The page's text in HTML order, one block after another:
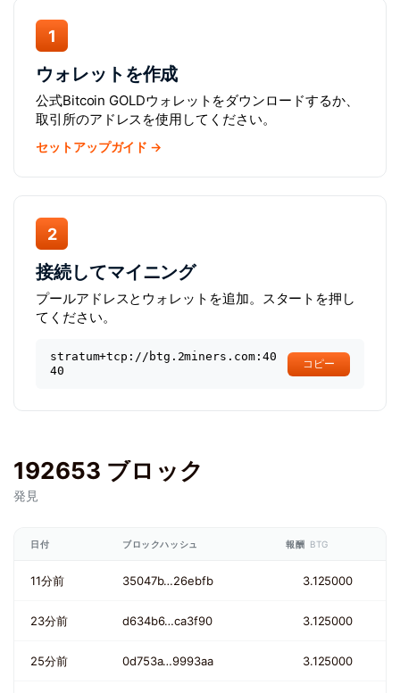
1
ウォレットを作成
公式Bitcoin GOLDウォレットをダウンロードするか、
取引所のアドレスを使用してください。
セットアップガイド →
2
接続してマイニング
プールアドレスとウォレットを追加。スタートを押し
てください。
stratum+tcp://btg.2miners.com:40
40
コピー
192653 ブロック
発見
日付 ブロックハッシュ 報酬 BTG
11分前 35047b…26ebfb 3.125000
23分前 d634b6…ca3f90 3.125000
25分前 0d753a…9993aa 3.125000